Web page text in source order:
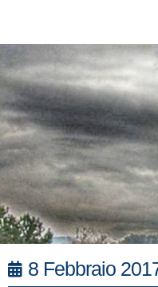
8 Febbraio